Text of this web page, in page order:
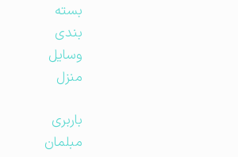
بسته
بندی
وسایل
منزل
باربری
مبلمان